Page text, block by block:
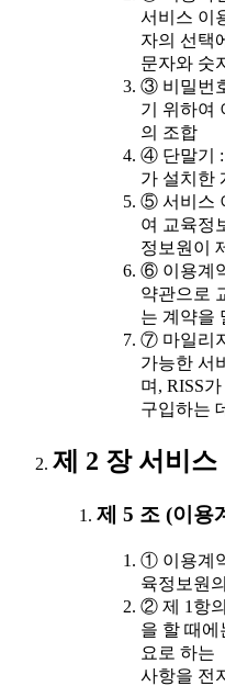
서비스 이
자의 선택
문자와 숫
③ 비밀번
기 위하여
의 조합
④ 단말기 :
가 설치한
⑤ 서비스
여 교육정
정보원이
⑥ 이용계
약관으로
는 계약을
⑦ 마일리
가능한 서
며, RISS
구입하는
제 2 장 서비
제 5 조 (이용
① 이용계
육정보원
② 제 1항
을 할 때에
요로 하는
사항을 전